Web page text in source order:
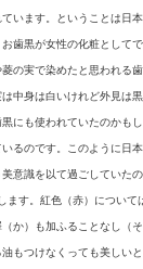
います。ということは日
歯黒が女性の化粧として
の実で染めたと思われる
中身は白いけれど外見は
にも使われていたのかも
るのです。このように日
美意識を以て過ごしていた
ます。紅色（赤）につい
か）も加ふることなし（
もつけなくっても美しい